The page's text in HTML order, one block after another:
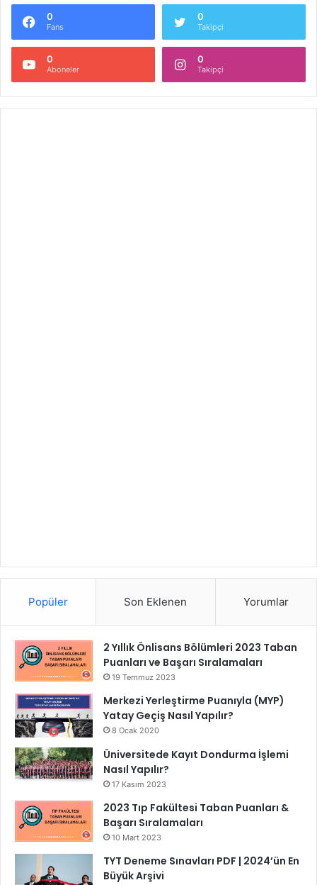
0
Fans
0
Takipçi
0
Aboneler
0
Takipçi
Popüler Son Eklenen Yorumlar
2 Yıllık Önlisans Bölümleri 2023 Taban
Puanları ve Başarı Sıralamaları
19 Temmuz 2023
Merkezi Yerleştirme Puanıyla (MYP)
Yatay Geçiş Nasıl Yapılır?
8 Ocak 2020
Üniversitede Kayıt Dondurma İşlemi
Nasıl Yapılır?
17 Kasım 2023
2023 Tıp Fakültesi Taban Puanları &
Başarı Sıralamaları
10 Mart 2023
TYT Deneme Sınavları PDF | 2024’ün En
Büyük Arşivi